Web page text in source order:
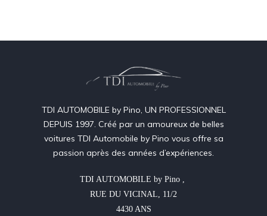
TDI AUTOMOBILE by Pino, UN PROFESSIONNEL
DEPUIS 1997. Créé par un amoureux de belles
voitures TDI Automobile by Pino vous offre sa
passion après des années d’expériences.
TDI AUTOMOBILE by Pino ,
RUE DU VICINAL, 11/2
4430 ANS